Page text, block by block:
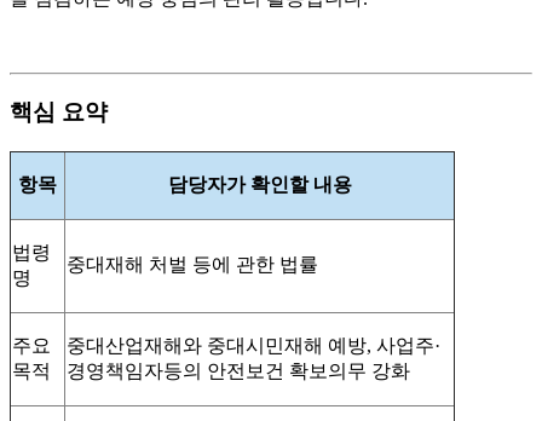
핵심 요약
항목 담당자가 확인할 내용
법령
명
중대재해 처벌 등에 관한 법률
주요
목적
중대산업재해와 중대시민재해 예방, 사업주·
경영책임자등의 안전보건 확보의무 강화